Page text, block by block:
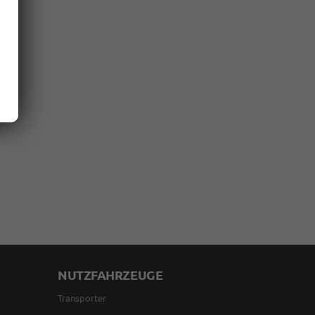
NUTZFAHRZEUGE
Transporter